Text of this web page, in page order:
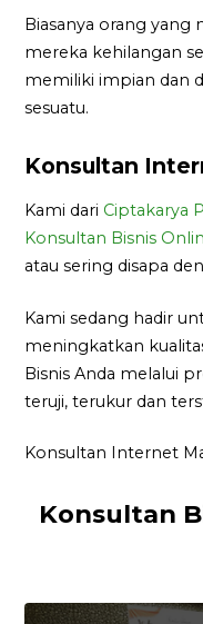
Biasanya orang yang
mereka kehilangan
memiliki impian dan
sesuatu.
Konsultan
Kami dari Ciptakarya
Konsultan Bisnis
atau sering disapa
Kami sedang hadir
meningkatkan
Bisnis Anda melalui
teruji, terukur dan
Konsultan Internet
Konsultan